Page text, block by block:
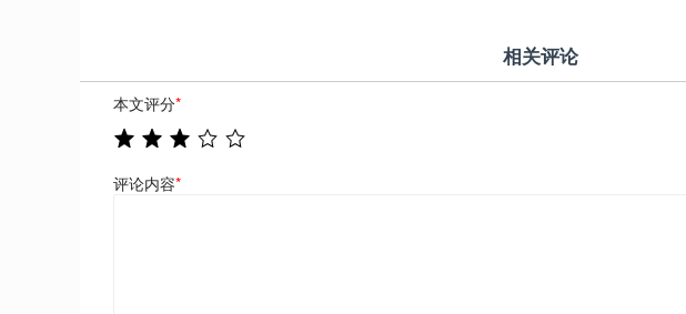
相关评论
本文评分*
评论内容*